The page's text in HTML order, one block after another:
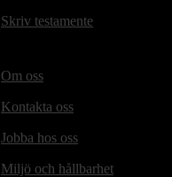
Skriv testamente
Om oss
Kontakta oss
Jobba hos oss
Miljö och hållbarhet